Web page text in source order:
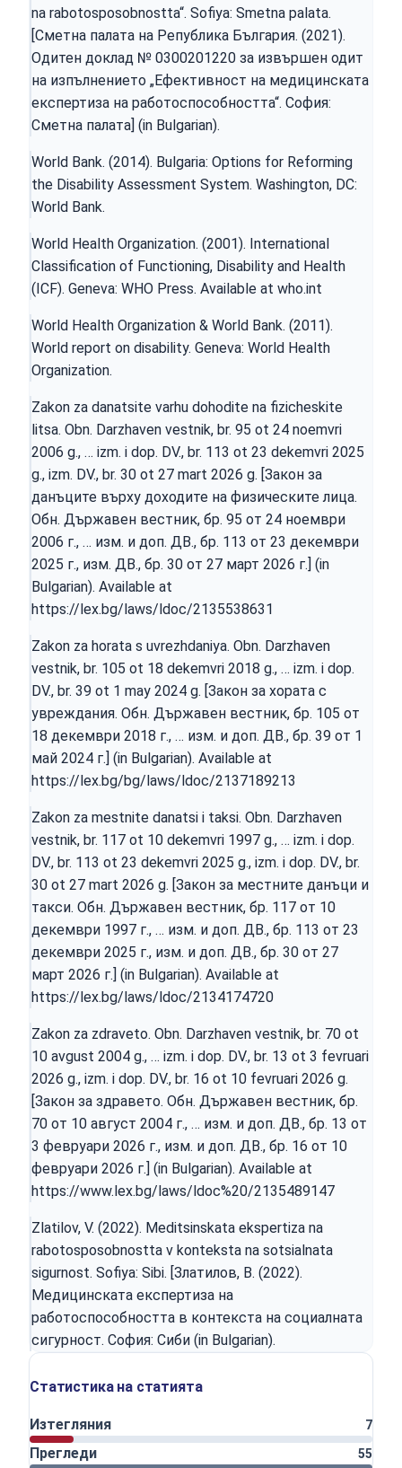
na rabotosposobnostta“. Sofiya: Smetna palata.
[Сметна палата на Република България. (2021).
Одитен доклад № 0300201220 за извършен одит
на изпълнението „Ефективност на медицинската
експертиза на работоспособността“. София:
Сметна палата] (in Bulgarian).
World Bank. (2014). Bulgaria: Options for Reforming
the Disability Assessment System. Washington, DC:
World Bank.
World Health Organization. (2001). International
Classification of Functioning, Disability and Health
(ICF). Geneva: WHO Press. Available at who.int
World Health Organization & World Bank. (2011).
World report on disability. Geneva: World Health
Organization.
Zakon za danatsite varhu dohodite na fizicheskite
litsa. Obn. Darzhaven vestnik, br. 95 ot 24 noemvri
2006 g., … izm. i dop. DV., br. 113 ot 23 dekemvri 2025
g., izm. DV., br. 30 ot 27 mart 2026 g. [Закон за
данъците върху доходите на физическите лица.
Обн. Държавен вестник, бр. 95 от 24 ноември
2006 г., … изм. и доп. ДВ., бр. 113 от 23 декември
2025 г., изм. ДВ., бр. 30 от 27 март 2026 г.] (in
Bulgarian). Available at
https://lex.bg/laws/ldoc/2135538631
Zakon za horata s uvrezhdaniya. Obn. Darzhaven
vestnik, br. 105 ot 18 dekemvri 2018 g., … izm. i dop.
DV., br. 39 ot 1 may 2024 g. [Закон за хората с
увреждания. Обн. Държавен вестник, бр. 105 от
18 декември 2018 г., … изм. и доп. ДВ., бр. 39 от 1
май 2024 г.] (in Bulgarian). Available at
https://lex.bg/bg/laws/ldoc/2137189213
Zakon za mestnite danatsi i taksi. Obn. Darzhaven
vestnik, br. 117 ot 10 dekemvri 1997 g., … izm. i dop.
DV., br. 113 ot 23 dekemvri 2025 g., izm. i dop. DV., br.
30 ot 27 mart 2026 g. [Закон за местните данъци и
такси. Обн. Държавен вестник, бр. 117 от 10
декември 1997 г., … изм. и доп. ДВ., бр. 113 от 23
декември 2025 г., изм. и доп. ДВ., бр. 30 от 27
март 2026 г.] (in Bulgarian). Available at
https://lex.bg/laws/ldoc/2134174720
Zakon za zdraveto. Obn. Darzhaven vestnik, br. 70 ot
10 avgust 2004 g., … izm. i dop. DV., br. 13 ot 3 fevruari
2026 g., izm. i dop. DV., br. 16 ot 10 fevruari 2026 g.
[Закон за здравето. Обн. Държавен вестник, бр.
70 от 10 август 2004 г., … изм. и доп. ДВ., бр. 13 от
3 февруари 2026 г., изм. и доп. ДВ., бр. 16 от 10
февруари 2026 г.] (in Bulgarian). Available at
https://www.lex.bg/laws/ldoc%20/2135489147
Zlatilov, V. (2022). Meditsinskata ekspertiza na
rabotosposobnostta v konteksta na sotsialnata
sigurnost. Sofiya: Sibi. [Златилов, В. (2022).
Медицинската експертиза на
работоспособността в контекста на социалната
сигурност. София: Сиби (in Bulgarian).
Статистика на статията
Изтегляния 7
Прегледи 55